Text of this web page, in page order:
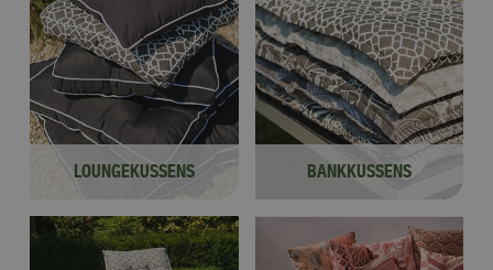
LOUNGEKUSSENS BANKKUSSENS